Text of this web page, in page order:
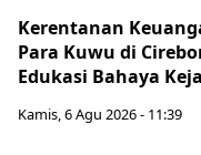
Kerentanan
Para Kuwu di
Edukasi Bahaya
Kamis, 6 Agu 2026 - 11:39